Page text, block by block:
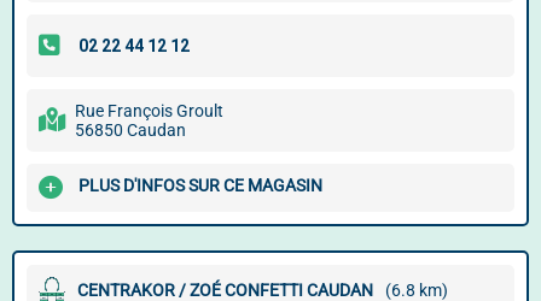
Rue François Groult
56850 Caudan
PLUS D'INFOS SUR CE MAGASIN
CENTRAKOR / ZOÉ CONFETTI CAUDAN (6.8 km)